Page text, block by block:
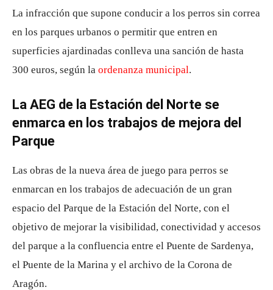
La infracción que supone conducir a los perros sin correa
en los parques urbanos o permitir que entren en
superficies ajardinadas conlleva una sanción de hasta
300 euros, según la ordenanza municipal.
La AEG de la Estación del Norte se
enmarca en los trabajos de mejora del
Parque
Las obras de la nueva área de juego para perros se
enmarcan en los trabajos de adecuación de un gran
espacio del Parque de la Estación del Norte, con el
objetivo de mejorar la visibilidad, conectividad y accesos
del parque a la confluencia entre el Puente de Sardenya,
el Puente de la Marina y el archivo de la Corona de
Aragón.